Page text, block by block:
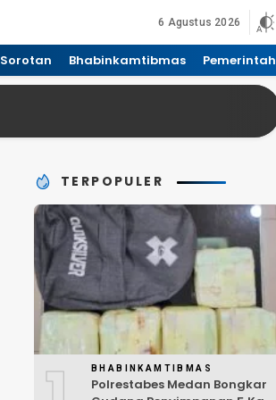
6 Agustus 2026
Sorotan Bhabinkamtibmas Pemerintah
TERPOPULER
BHABINKAMTIBMAS
Polrestabes Medan Bongkar